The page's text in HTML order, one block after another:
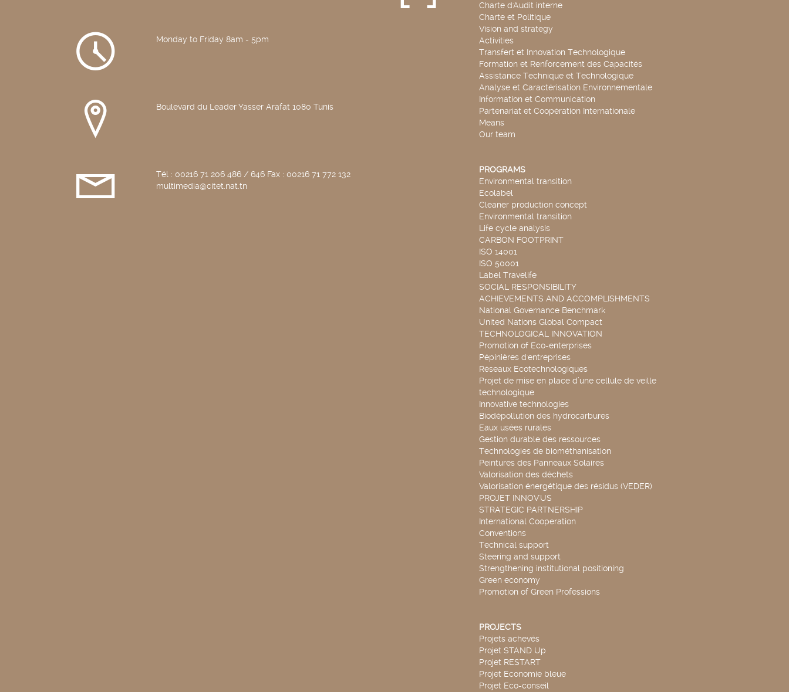
Monday to Friday 8am - 5pm
Boulevard du Leader Yasser Arafat 1080 Tunis
Tél : 00216 71 206 486 / 646 Fax : 00216 71 772 132
multimedia@citet.nat.tn
Charte d'Audit interne
Charte et Politique
Vision and strategy
Activities
Transfert et Innovation Technologique
Formation et Renforcement des Capacités
Assistance Technique et Technologique
Analyse et Caractérisation Environnementale
Information et Communication
Partenariat et Coopération Internationale
Means
Our team
PROGRAMS
Environmental transition
Ecolabel
Cleaner production concept
Environmental transition
Life cycle analysis
CARBON FOOTPRINT
ISO 14001
ISO 50001
Label Travelife
SOCIAL RESPONSIBILITY
ACHIEVEMENTS AND ACCOMPLISHMENTS
National Governance Benchmark
United Nations Global Compact
TECHNOLOGICAL INNOVATION
Promotion of Eco-enterprises
Pépinières d'entreprises
Réseaux Ecotechnologiques
Projet de mise en place d’une cellule de veille
technologique
Innovative technologies
Biodépollution des hydrocarbures
Eaux usées rurales
Gestion durable des ressources
Technologies de biométhanisation
Peintures des Panneaux Solaires
Valorisation des déchets
Valorisation énergétique des résidus (VEDER)
PROJET INNOV'US
STRATEGIC PARTNERSHIP
International Cooperation
Conventions
Technical support
Steering and support
Strengthening institutional positioning
Green economy
Promotion of Green Professions
PROJECTS
Projets achevés
Projet STAND Up
Projet RESTART
Projet Economie bleue
Projet Eco-conseil